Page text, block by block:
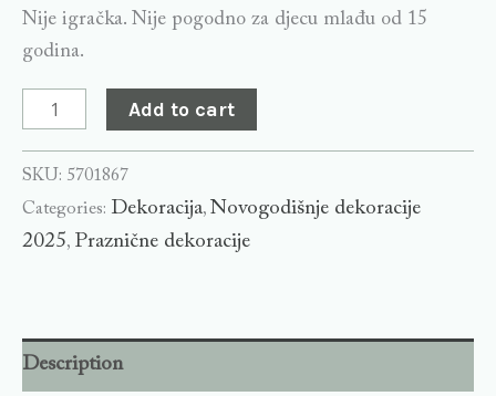
Nije igračka. Nije pogodno za djecu mlađu od 15
godina.
Add to cart
SKU: 5701867
Categories: Dekoracija, Novogodišnje dekoracije
2025, Praznične dekoracije
Description